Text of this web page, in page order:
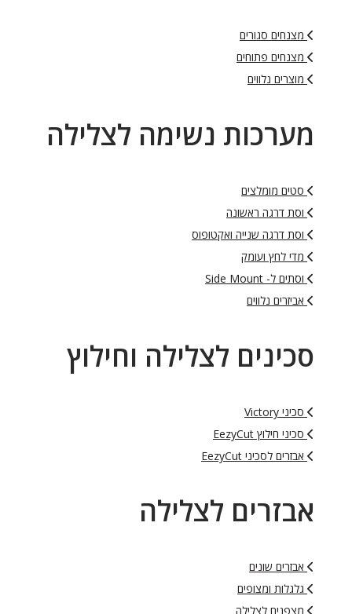
מצנחים סגורים
מצנחים פתוחים
מוצרים נלווים
מערכות נשימה לצלילה
סטים מומלצים
וסת דרגה ראשונה
וסת דרגה שנייה ואקטופוס
מדי לחץ ועומק
וסתים ל- Side Mount
אביזרים נלווים
סכינים לצלילה וחילוץ
סכיני Victory
סכיני חילוץ EezyCut
אבזרים לסכיני EezyCut
אבזרים לצלילה
אבזרים שונים
גלגלות ומצופים
מצפנים לצלילה